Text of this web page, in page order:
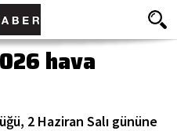
hava
2 Haziran Salı gününe